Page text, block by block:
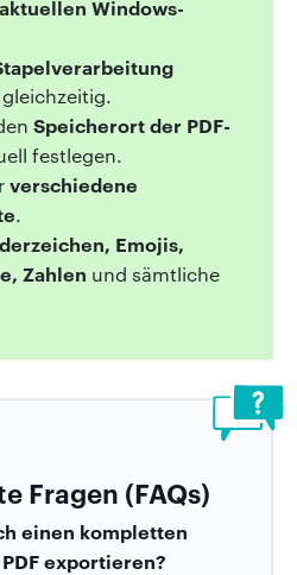
aktuellen Windows-
Speicherort der PDF-
festlegen.
verschiedene
.
Emojis,
Zahlen und sämtliche
Fragen (FAQs)
einen kompletten
exportieren?